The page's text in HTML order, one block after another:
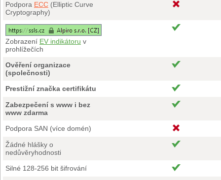
Podpora ECC (Elliptic Curve
Cryptography)
Zobrazení EV indikátoru v
prohlížečích
Ověření organizace
(společnosti)
Prestižní značka certifikátu
Zabezpečení s www i bez
www zdarma
Podpora SAN (více domén)
Žádné hlášky o
nedůvěryhodnosti
Silné 128-256 bit šifrování